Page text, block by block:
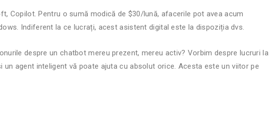
Copilot. Pentru o sumă modică de $30/lună, afacerile pot avea acum
Indiferent la ce lucrați, acest asistent digital este la dispoziția dvs.
despre un chatbot mereu prezent, mereu activ? Vorbim despre lucruri la
agent inteligent vă poate ajuta cu absolut orice. Acesta este un viitor pe